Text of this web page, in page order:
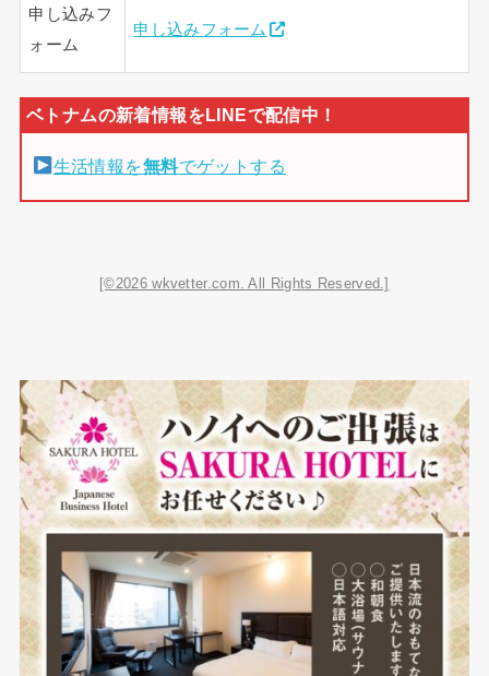
申し込みフ
ォーム
申し込みフォーム
生活情報を無料でゲットする
[©2026 wkvetter.com. All Rights Reserved.]